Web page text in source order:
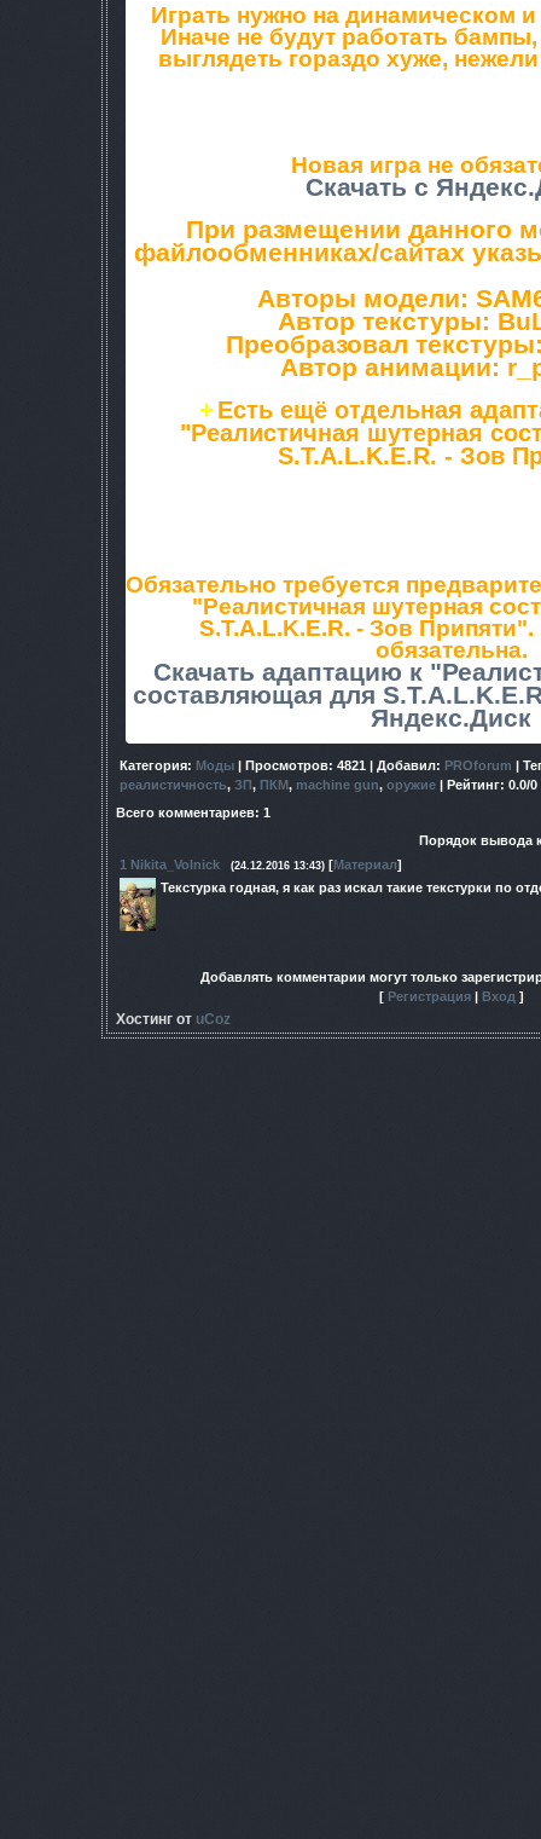
Играть нужно на динамическом
Иначе не будут работать
выглядеть гораздо хуже,
Новая игра не
Скачать с
При размещении данного
файлообменниках/сайтах
Авторы модели:
Автор текстуры:
Преобразовал
Автор анимации:
+Есть ещё отдельная
"Реалистичная шутерная
S.T.A.L.K.E.R. - Зов
Обязательно требуется
"Реалистичная шутерная
S.T.A.L.K.E.R. - Зов
обязательна.
Скачать адаптацию к
составляющая для
Яндекс.Диск
Категория: Моды | Просмотров: 4821 | Добавил: PROforum |
реалистичность, ЗП, ПКМ, machine gun, оружие | Рейтинг: 0.0/0
Всего комментариев: 1
Порядок вывода
1 Nikita_Volnick (24.12.2016 13:43) [Материал]
Текстурка годная, я как раз искал такие текстурки по
Добавлять комментарии могут только
[ Регистрация | Вход ]
Хостинг от uCoz